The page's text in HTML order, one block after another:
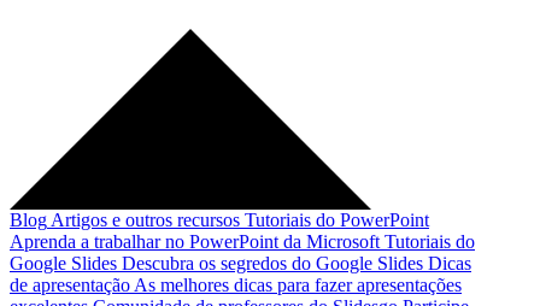
Blog Artigos e outros recursos Tutoriais do PowerPoint
Aprenda a trabalhar no PowerPoint da Microsoft Tutoriais do
Google Slides Descubra os segredos do Google Slides Dicas
de apresentação As melhores dicas para fazer apresentações